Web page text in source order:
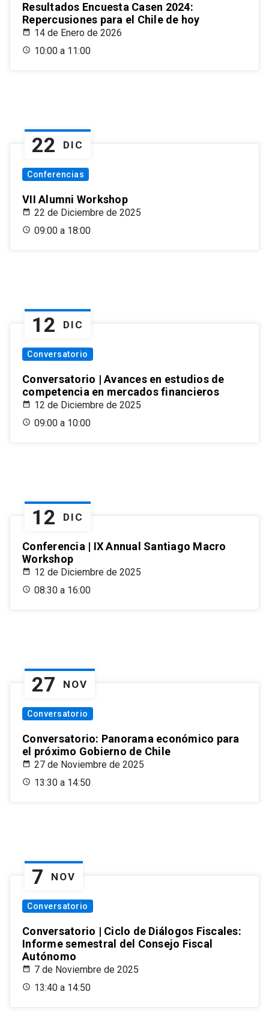
Resultados Encuesta Casen 2024:
Repercusiones para el Chile de hoy
14 de Enero de 2026
10:00 a 11:00
22 DIC
Conferencias
VII Alumni Workshop
22 de Diciembre de 2025
09:00 a 18:00
12 DIC
Conversatorio
Conversatorio | Avances en estudios de
competencia en mercados financieros
12 de Diciembre de 2025
09:00 a 10:00
12 DIC
Conferencia | IX Annual Santiago Macro
Workshop
12 de Diciembre de 2025
08:30 a 16:00
27 NOV
Conversatorio
Conversatorio: Panorama económico para
el próximo Gobierno de Chile
27 de Noviembre de 2025
13:30 a 14:50
7 NOV
Conversatorio
Conversatorio | Ciclo de Diálogos Fiscales:
Informe semestral del Consejo Fiscal
Autónomo
7 de Noviembre de 2025
13:40 a 14:50